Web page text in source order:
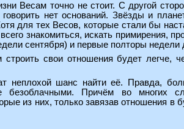
Весам точно не стоит. С другой
нет оснований. Звёзды и
для тех Весов, которые стали бы
знакомиться, искать примирения,
сентября) и первые полторы недели
свои отношения будет легче,
неплохой шанс найти её. Правда,
Причём во многих
из них, только завязав отношения